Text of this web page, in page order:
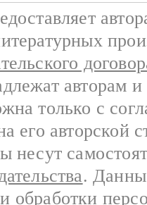
авторам
только с
его авторской
несут
.
обработки